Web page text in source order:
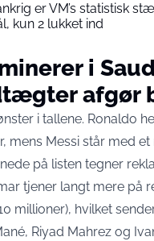
er VM’s statistisk
kun 2 lukket ind
i
afgør
i tallene. Ronaldo
mens Messi står med
på listen tegner
tjener langt mere på
millioner), hvilket
Riyad Mahrez og